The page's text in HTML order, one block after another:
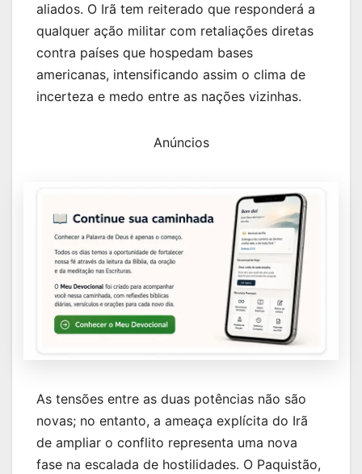
aliados. O Irã tem reiterado que responderá a
qualquer ação militar com retaliações diretas
contra países que hospedam bases
americanas, intensificando assim o clima de
incerteza e medo entre as nações vizinhas.
Anúncios
As tensões entre as duas potências não são
novas; no entanto, a ameaça explícita do Irã
de ampliar o conflito representa uma nova
fase na escalada de hostilidades. O Paquistão,